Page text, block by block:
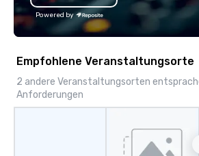
Powered by
Empfohlene Veranstaltungsorte
2 andere Veranstaltungsorten
Anforderungen